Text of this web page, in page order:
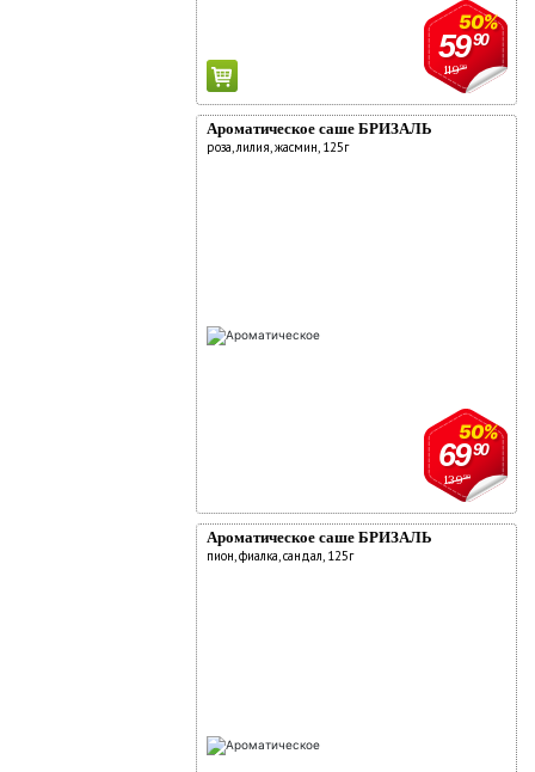
11990
50%
5990
Ароматическое саше БРИЗАЛЬ
роза, лилия, жасмин, 125г
13990
50%
6990
Ароматическое саше БРИЗАЛЬ
пион, фиалка, сандал, 125г